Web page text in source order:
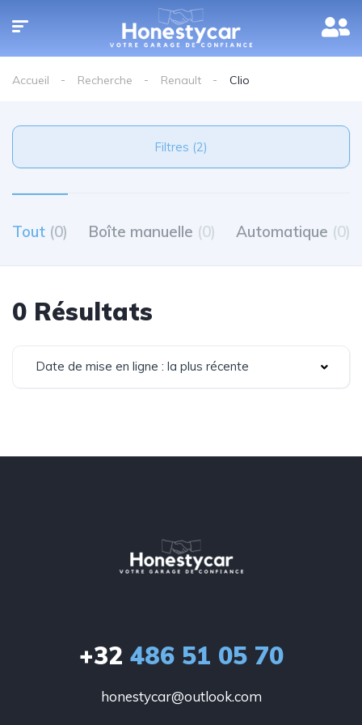
Accueil Recherche Renault Clio
Filtres (2)
Tout (0) Boîte manuelle (0) Automatique (0)
0 Résultats
Date de mise en ligne : la plus récente
+32 486 51 05 70
honestycar@outlook.com